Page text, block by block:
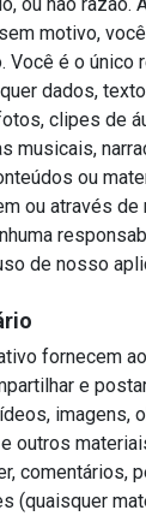
motivo,
Você é o único
dados,
clipes de
musicais,
ou
ou através
de nosso
fornecem
e
imagens,
outros
comentários,
(quaisquer